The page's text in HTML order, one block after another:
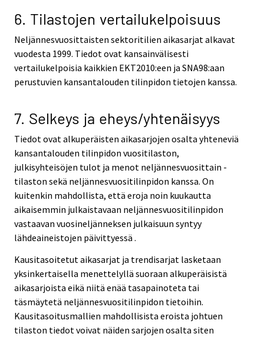
6. Tilastojen vertailukelpoisuus
Neljännesvuosittaisten sektoritilien aikasarjat alkavat
vuodesta 1999. Tiedot ovat kansainvälisesti
vertailukelpoisia kaikkien EKT2010:een ja SNA98:aan
perustuvien kansantalouden tilinpidon tietojen kanssa.
7. Selkeys ja eheys/yhtenäisyys
Tiedot ovat alkuperäisten aikasarjojen osalta yhteneviä
kansantalouden tilinpidon vuositilaston,
julkisyhteisöjen tulot ja menot neljännesvuosittain -
tilaston sekä neljännesvuositilinpidon kanssa. On
kuitenkin mahdollista, että eroja noin kuukautta
aikaisemmin julkaistavaan neljännesvuositilinpidon
vastaavan vuosineljänneksen julkaisuun syntyy
lähdeaineistojen päivittyessä .
Kausitasoitetut aikasarjat ja trendisarjat lasketaan
yksinkertaisella menettelyllä suoraan alkuperäisistä
aikasarjoista eikä niitä enää tasapainoteta tai
täsmäytetä neljännesvuositilinpidon tietoihin.
Kausitasoitusmallien mahdollisista eroista johtuen
tilaston tiedot voivat näiden sarjojen osalta siten